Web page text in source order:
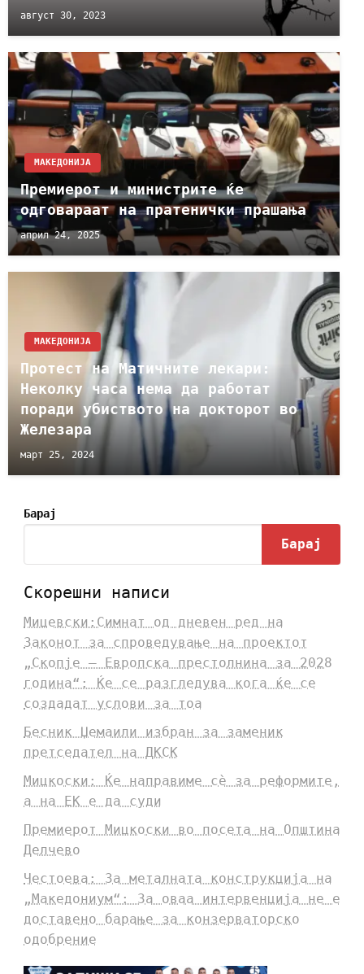
август 30, 2023
МАКЕДОНИЈА
Премиерот и министрите ќе
одговараат на пратенички прашања
април 24, 2025
МАКЕДОНИЈА
Протест на Матичните лекари:
Неколку часа нема да работат
поради убиството на докторот во
Железара
март 25, 2024
Барај
Барај
Скорешни написи
Мицевски:Симнат од дневен ред на
Законот за спроведување на проектот
„Скопје – Европска престолнина за 2028
година“: Ќе се разгледува кога ќе се
создадат услови за тоа
Бесник Џемаили избран за заменик
претседател на ДКСК
Мицкоски: Ќе направиме сè за реформите,
а на ЕК е да суди
Премиерот Мицкоски во посета на Општина
Делчево
Честоева: За металната конструкција на
„Македониум“: За оваа интервенција не е
доставено барање за конзерваторско
одобрение